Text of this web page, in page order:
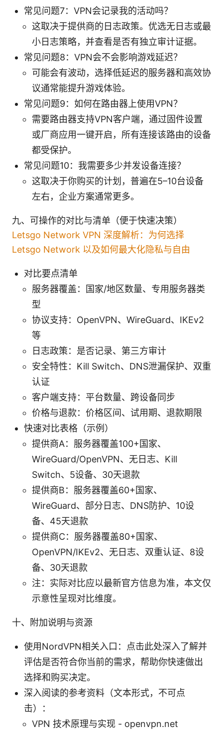
常见问题7：VPN会记录我的活动吗？
这取决于提供商的日志政策。优选无日志或最
小日志策略，并查看是否有独立审计证据。
常见问题8：VPN会不会影响游戏延迟？
可能会有波动，选择低延迟的服务器和高效协
议通常能提升游戏体验。
常见问题9：如何在路由器上使用VPN？
需要路由器支持VPN客户端，通过固件设置
或厂商应用一键开启，所有连接该路由的设备
都受保护。
常见问题10：我需要多少并发设备连接？
这取决于你购买的计划，普遍在5–10台设备
左右，企业方案通常更多。
九、可操作的对比与清单（便于快速决策）
Letsgo Network VPN 深度解析：为何选择
Letsgo Network 以及如何最大化隐私与自由
对比要点清单
服务器覆盖：国家/地区数量、专用服务器类
型
协议支持：OpenVPN、WireGuard、IKEv2
等
日志政策：是否记录、第三方审计
安全特性：Kill Switch、DNS泄漏保护、双重
认证
客户端支持：平台数量、跨设备同步
价格与退款：价格区间、试用期、退款期限
快速对比表格（示例）
提供商A：服务器覆盖100+国家、
WireGuard/OpenVPN、无日志、Kill
Switch、5设备、30天退款
提供商B：服务器覆盖60+国家、
WireGuard、部分日志、DNS防护、10设
备、45天退款
提供商C：服务器覆盖80+国家、
OpenVPN/IKEv2、无日志、双重认证、8设
备、30天退款
注：实际对比应以最新官方信息为准，本文仅
示意性呈现对比维度。
十、附加说明与资源
使用NordVPN相关入口：点击此处深入了解并
评估是否符合你当前的需求，帮助你快速做出
选择和购买决定。
深入阅读的参考资料（文本形式，不可点
击）：
VPN 技术原理与实现 - openvpn.net